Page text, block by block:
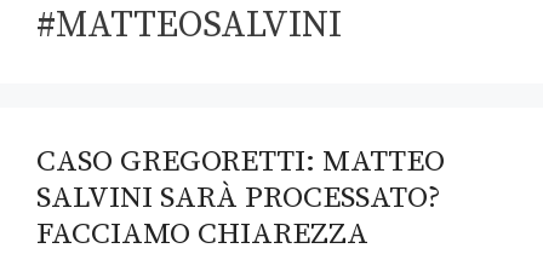
#MATTEOSALVINI
CASO GREGORETTI: MATTEO
SALVINI SARÀ PROCESSATO?
FACCIAMO CHIAREZZA